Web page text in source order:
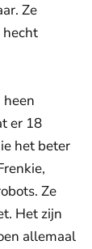
Ze
hecht
er 18
het beter
Ze
Het zijn
allemaal